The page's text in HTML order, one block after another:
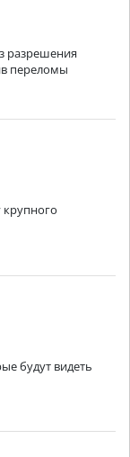
разрешения
переломы
будут видеть